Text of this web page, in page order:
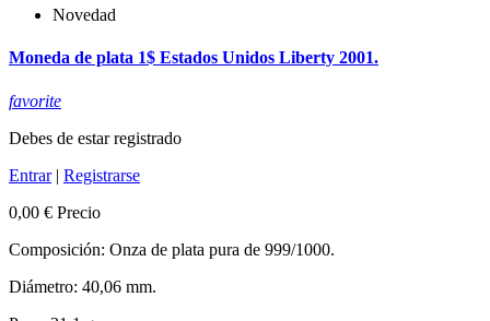
Novedad
Moneda de plata 1$ Estados Unidos Liberty 2001.
favorite
Debes de estar registrado
Entrar| Registrarse
0,00 € Precio
Composición: Onza de plata pura de 999/1000.
Diámetro: 40,06 mm.